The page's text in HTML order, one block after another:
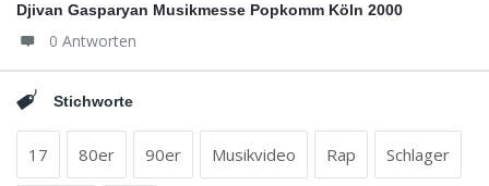
Djivan Gasparyan Musikmesse Popkomm Köln 2000
0 Antworten
Stichworte
17 80er 90er Musikvideo Rap Schlager